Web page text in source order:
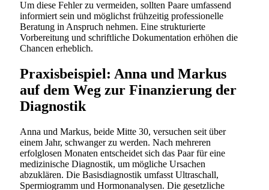
Um diese Fehler zu vermeiden, sollten Paare umfassend
informiert sein und möglichst frühzeitig professionelle
Beratung in Anspruch nehmen. Eine strukturierte
Vorbereitung und schriftliche Dokumentation erhöhen die
Chancen erheblich.
Praxisbeispiel: Anna und Markus
auf dem Weg zur Finanzierung der
Diagnostik
Anna und Markus, beide Mitte 30, versuchen seit über
einem Jahr, schwanger zu werden. Nach mehreren
erfolglosen Monaten entscheidet sich das Paar für eine
medizinische Diagnostik, um mögliche Ursachen
abzuklären. Die Basisdiagnostik umfasst Ultraschall,
Spermiogramm und Hormonanalysen. Die gesetzliche